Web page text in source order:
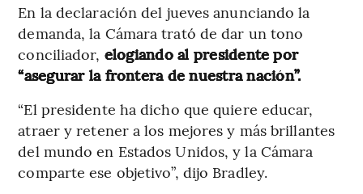
En la declaración del jueves anunciando la
demanda, la Cámara trató de dar un tono
conciliador, elogiando al presidente por
“asegurar la frontera de nuestra nación”.
“El presidente ha dicho que quiere educar,
atraer y retener a los mejores y más brillantes
del mundo en Estados Unidos, y la Cámara
comparte ese objetivo”, dijo Bradley.